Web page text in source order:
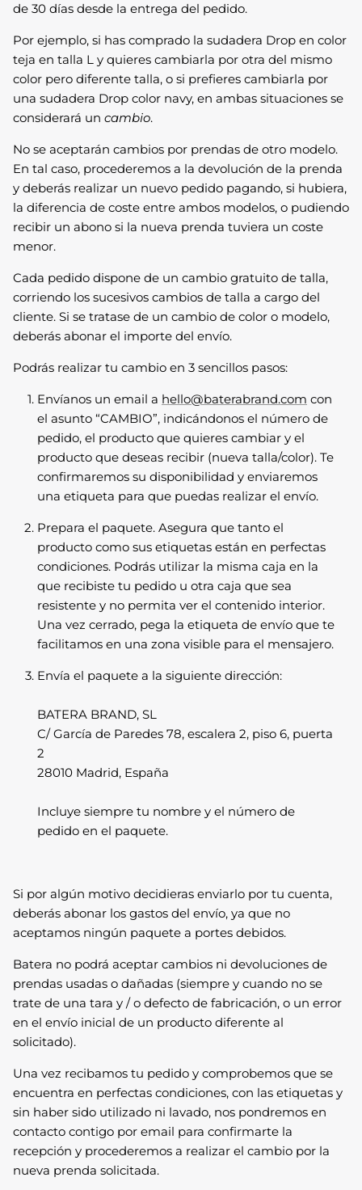
de 30 días desde la entrega del pedido.
Por ejemplo, si has comprado la sudadera Drop en color
teja en talla L y quieres cambiarla por otra del mismo
color pero diferente talla, o si prefieres cambiarla por
una sudadera Drop color navy, en ambas situaciones se
considerará un cambio.
No se aceptarán cambios por prendas de otro modelo.
En tal caso, procederemos a la devolución de la prenda
y deberás realizar un nuevo pedido pagando, si hubiera,
la diferencia de coste entre ambos modelos, o pudiendo
recibir un abono si la nueva prenda tuviera un coste
menor.
Cada pedido dispone de un cambio gratuito de talla,
corriendo los sucesivos cambios de talla a cargo del
cliente. Si se tratase de un cambio de color o modelo,
deberás abonar el importe del envío.
Podrás realizar tu cambio en 3 sencillos pasos:
Envíanos un email a hello@baterabrand.com con
el asunto “CAMBIO”, indicándonos el número de
pedido, el producto que quieres cambiar y el
producto que deseas recibir (nueva talla/color). Te
confirmaremos su disponibilidad y enviaremos
una etiqueta para que puedas realizar el envío.
Prepara el paquete. Asegura que tanto el
producto como sus etiquetas están en perfectas
condiciones. Podrás utilizar la misma caja en la
que recibiste tu pedido u otra caja que sea
resistente y no permita ver el contenido interior.
Una vez cerrado, pega la etiqueta de envío que te
facilitamos en una zona visible para el mensajero.
Envía el paquete a la siguiente dirección:
BATERA BRAND, SL
C/ García de Paredes 78, escalera 2, piso 6, puerta
2
28010 Madrid, España
Incluye siempre tu nombre y el número de
pedido en el paquete.
Si por algún motivo decidieras enviarlo por tu cuenta,
deberás abonar los gastos del envío, ya que no
aceptamos ningún paquete a portes debidos.
Batera no podrá aceptar cambios ni devoluciones de
prendas usadas o dañadas (siempre y cuando no se
trate de una tara y / o defecto de fabricación, o un error
en el envío inicial de un producto diferente al
solicitado).
Una vez recibamos tu pedido y comprobemos que se
encuentra en perfectas condiciones, con las etiquetas y
sin haber sido utilizado ni lavado, nos pondremos en
contacto contigo por email para confirmarte la
recepción y procederemos a realizar el cambio por la
nueva prenda solicitada.